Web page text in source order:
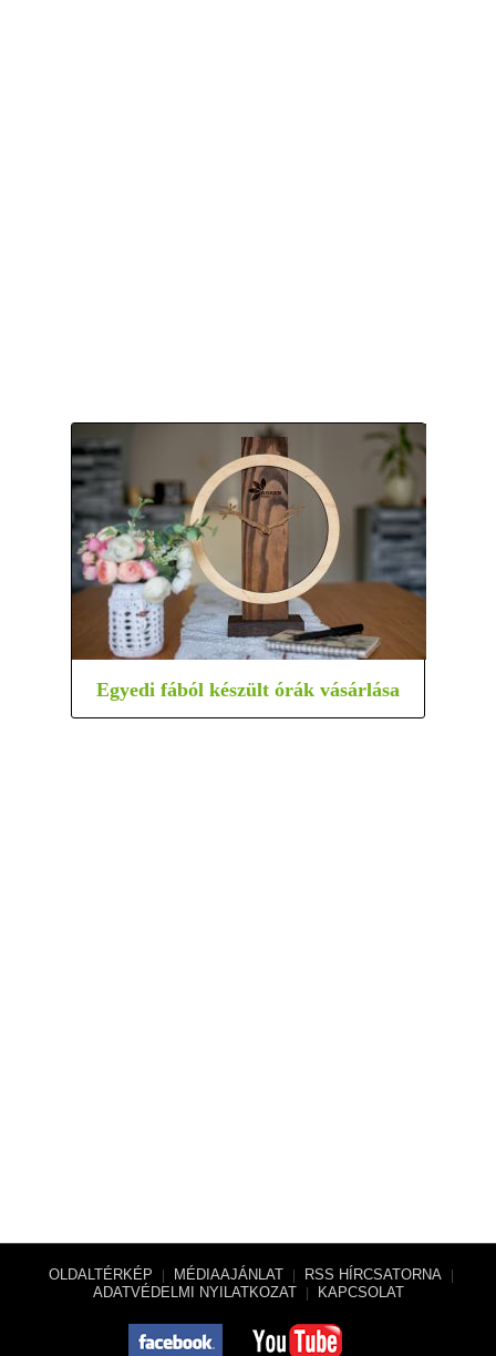
Egyedi fából készült órák vásárlása
OLDALTÉRKÉP MÉDIAAJÁNLAT RSS HÍRCSATORNA
ADATVÉDELMI NYILATKOZAT KAPCSOLAT